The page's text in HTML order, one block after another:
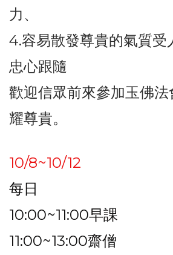
力、
4.容易散發尊貴的氣質受
忠心跟隨
歡迎信眾前來參加玉佛
耀尊貴。
10/8~10/12
每日
10:00~11:00早課
11:00~13:00齋僧